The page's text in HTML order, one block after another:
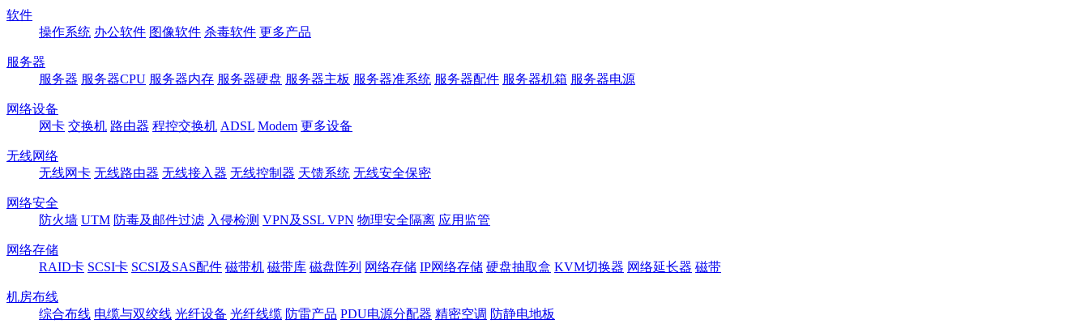
软件
操作系统 办公软件 图像软件 杀毒软件 更多产品
服务器
服务器 服务器CPU 服务器内存 服务器硬盘 服务器主板 服务器准系统 服务器配件 服务器机箱 服务器电源
网络设备
网卡 交换机 路由器 程控交换机 ADSL Modem 更多设备
无线网络
无线网卡 无线路由器 无线接入器 无线控制器 天馈系统 无线安全保密
网络安全
防火墙 UTM 防毒及邮件过滤 入侵检测 VPN及SSL VPN 物理安全隔离 应用监管
网络存储
RAID卡 SCSI卡 SCSI及SAS配件 磁带机 磁带库 磁盘阵列 网络存储 IP网络存储 硬盘抽取盒 KVM切换器 网络延长器 磁带
机房布线
综合布线 电缆与双绞线 光纤设备 光纤线缆 防雷产品 PDU电源分配器 精密空调 防静电地板